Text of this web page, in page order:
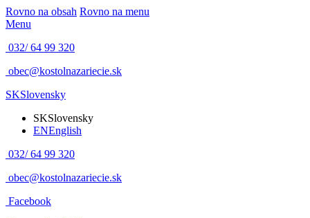
Rovno na obsah Rovno na menu
Menu
032/ 64 99 320
obec@kostolnazariecie.sk
SKSlovensky
SKSlovensky
ENEnglish
032/ 64 99 320
obec@kostolnazariecie.sk
Facebook